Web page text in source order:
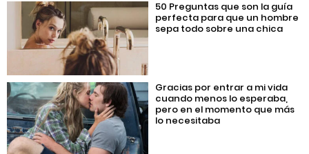
50 Preguntas que son la guía
perfecta para que un hombre
sepa todo sobre una chica
Gracias por entrar a mi vida
cuando menos lo esperaba,
pero en el momento que más
lo necesitaba